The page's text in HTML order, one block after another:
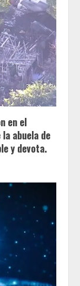
en el
abuela de
y devota.